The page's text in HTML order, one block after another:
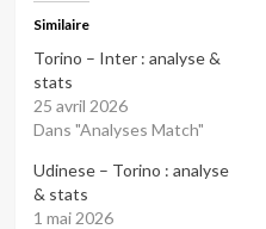
Similaire
Torino – Inter : analyse &
stats
25 avril 2026
Dans "Analyses Match"
Udinese – Torino : analyse
& stats
1 mai 2026